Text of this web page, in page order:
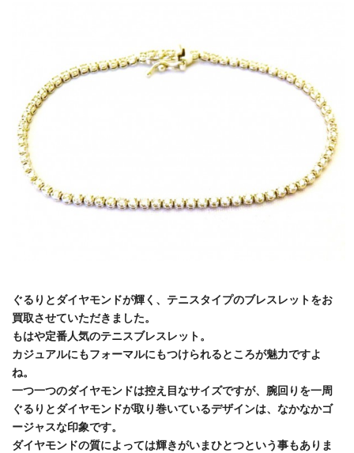
ぐるりとダイヤモンドが輝く、テニスタイプのブレスレットをお
買取させていただきました。
もはや定番人気のテニスブレスレット。
カジュアルにもフォーマルにもつけられるところが魅力ですよ
ね。
一つ一つのダイヤモンドは控え目なサイズですが、腕回りを一周
ぐるりとダイヤモンドが取り巻いているデザインは、なかなかゴ
ージャスな印象です。
ダイヤモンドの質によっては輝きがいまひとつという事もありま